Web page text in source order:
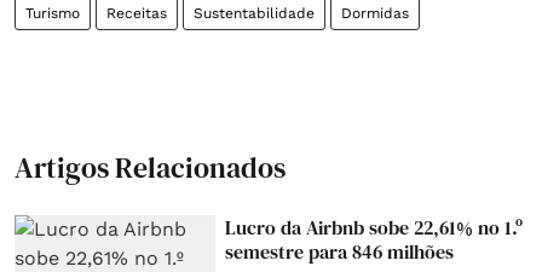
Turismo Receitas Sustentabilidade Dormidas
Artigos Relacionados
Lucro da Airbnb sobe 22,61% no 1.º
semestre para 846 milhões